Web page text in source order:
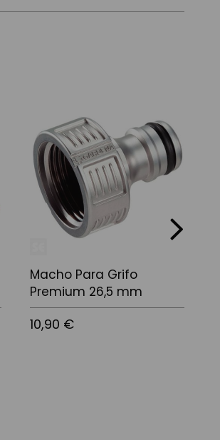
Macho Para Grifo
Premium 26,5 mm
10,90 €